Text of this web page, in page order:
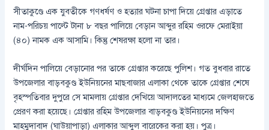
সীতাকুণ্ডে এক যুবতীকে গণধর্ষণ ও হত্যার ঘটনা চাপা দিয়ে গ্রেপ্তার এড়াতে
নাম-পরিচয় পাল্টে টানা ৮ বছর পালিয়ে বেড়ান আব্দুর রহিম ওরফে মেরাইয়া
(৪০) নামক এক আসামি। কিন্তু শেষরক্ষা হলো না তার।
দীর্ঘদিন পালিয়ে বেড়ানোর পর তাকে গ্রেপ্তার করেছে পুলিশ। গত বুধবার রাতে
উপজেলার বাড়বকুণ্ড ইউনিয়নের মাছবাজার এলাকা থেকে তাকে গ্রেপ্তার শেষে
বৃহস্পতিবার দুপুরে সে মামলায় গ্রেপ্তার দেখিয়ে আদালতের মাধ্যমে জেলহাজতে
প্রেরণ করা হয়েছে। গ্রেপ্তার রহিম উপজেলার বাড়বকুণ্ড ইউনিয়নের দক্ষিণ
মাহমুদাবাদ (ঘাউয়াপাড়া) এলাকার আব্দুল বারেকের করা হয়। পুত্র।